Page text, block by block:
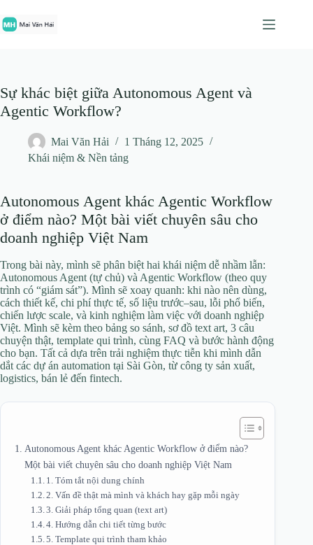
đến
phần
Sự khác biệt giữa Autonomous Agent và
Agentic Workflow?
Mai Văn Hải
1 Tháng 12, 2025
Khái niệm & Nền tảng
Autonomous Agent khác Agentic Workflow
ở điểm nào? Một bài viết chuyên sâu cho
doanh nghiệp Việt Nam
Trong bài này, mình sẽ phân biệt hai khái niệm dễ nhầm lẫn:
Autonomous Agent (tự chủ) và Agentic Workflow (theo quy
trình có “giám sát”). Mình sẽ xoay quanh: khi nào nên dùng,
cách thiết kế, chi phí thực tế, số liệu trước–sau, lỗi phổ biến,
chiến lược scale, và kinh nghiệm làm việc với doanh nghiệp
Việt. Mình sẽ kèm theo bảng so sánh, sơ đồ text art, 3 câu
chuyện thật, template qui trình, cùng FAQ và bước hành động
cho bạn. Tất cả dựa trên trải nghiệm thực tiễn khi mình dẫn
dắt các dự án automation tại Sài Gòn, từ công ty sản xuất,
logistics, bán lẻ đến fintech.
Autonomous Agent khác Agentic Workflow ở điểm nào?
Một bài viết chuyên sâu cho doanh nghiệp Việt Nam
1. Tóm tắt nội dung chính
2. Vấn đề thật mà mình và khách hay gặp mỗi ngày
3. Giải pháp tổng quan (text art)
4. Hướng dẫn chi tiết từng bước
5. Template qui trình tham khảo